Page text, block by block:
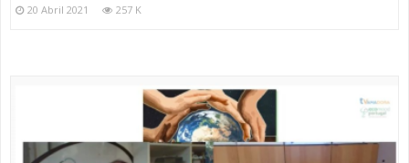
20 Abril 2021 257 K